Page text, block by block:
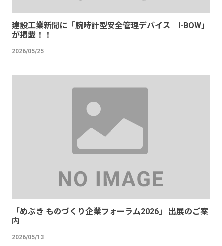
建設工業新聞に「腕時計型安全管理デバイス I-BOW」
が掲載！！
2026/05/25
「めぶき ものづくり企業フォーラム2026」 出展のご案
内
2026/05/13